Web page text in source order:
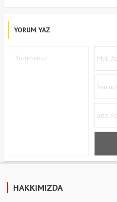
YORUM YAZ
HAKKIMIZDA